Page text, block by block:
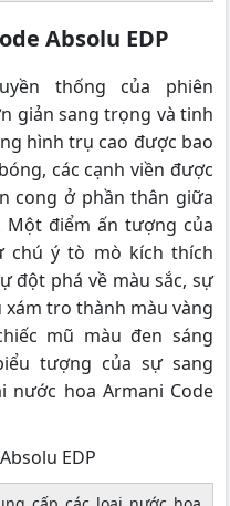
Absolu EDP
thống của phiên
giản sang trọng và tinh
hình trụ cao được bao
các cạnh viền được
cong ở phần thân giữa
điểm ấn tượng của
chú ý tò mò kích thích
đột phá về màu sắc, sự
tro thành màu vàng
mũ màu đen sáng
tượng của sự sang
hoa Armani Code